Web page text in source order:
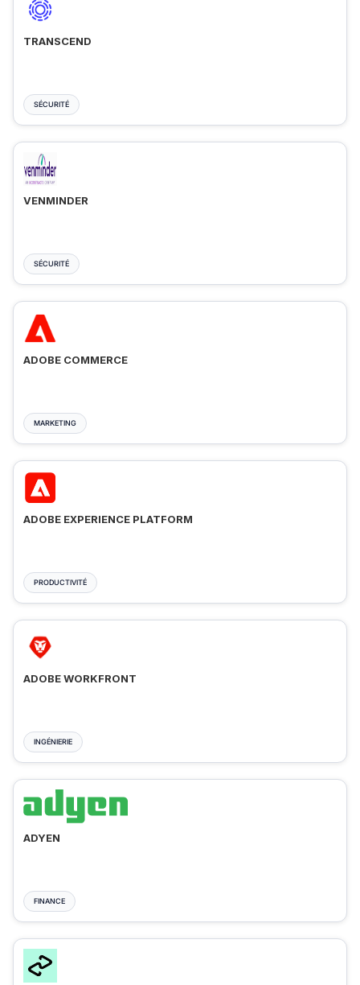
TRANSCEND
SÉCURITÉ
VENMINDER
SÉCURITÉ
ADOBE COMMERCE
MARKETING
ADOBE EXPERIENCE PLATFORM
PRODUCTIVITÉ
ADOBE WORKFRONT
INGÉNIERIE
ADYEN
FINANCE